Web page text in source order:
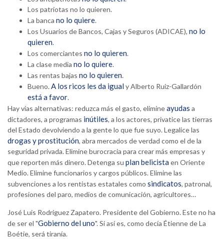
Los patriotas no lo quieren.
La banca no lo quiere.
Los Usuarios de Bancos, Cajas y Seguros (ADICAE), no lo
quieren.
Los comerciantes no lo quieren.
La clase media no lo quiere.
Las rentas bajas no lo quieren.
Bueno.A los ricos les da igual y Alberto Ruiz-Gallardón
está a favor.
Hay vías alternativas: reduzca más el gasto, elimineayudas a
dictadores, a programas inútiles, a los actores, privatice las tierras
del Estado devolviendo a la gente lo que fue suyo. Legalice las
drogas y prostitución, abra mercados de verdad como el de la
seguridad privada. Elimine burocracia para crear más empresas y
que reporten más dinero. Detenga su plan belicista en Oriente
Medio. Elimine funcionarios y cargos públicos. Elimine las
subvenciones a los rentistas estatales como sindicatos, patronal,
profesiones del paro, medios de comunicación, agricultores…
José Luis Rodriguez Zapatero. Presidente del Gobierno. Este no ha
de ser el "Gobierno del uno". Si así es, como decía Étienne de La
Boétie, será tiranía.